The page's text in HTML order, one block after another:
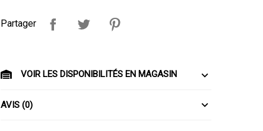
Partager
VOIR LES DISPONIBILITÉS EN MAGASIN
AVIS (0)